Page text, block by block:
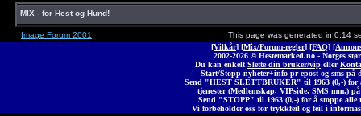
MIX - for Hest og Hund!
Image Forum 2001
This page was generated in 0.14
[Vilkår] [Mix/Forum-regler] [FAQ] [
2002-2026 © Hestemarked.no - Norges
Du kan enkelt Slette din bruker/vip eller
Start/Stopp nyheter+info pr epost og sms på
Send "HEST SLETTBRUKER" til 1963 (0,-) for
tjenester (Medlemskap, VIPside, SMS mm.)
Send "STOPP" til 1963 (0,-) for å stoppe alle
Vi forbeholder oss for trykkfeil og feil i